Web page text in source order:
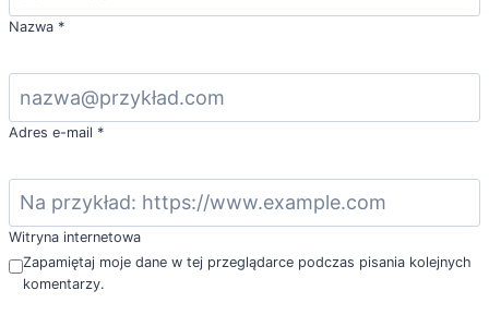
Nazwa *
Adres e-mail *
Witryna internetowa
Zapamiętaj moje dane w tej przeglądarce podczas pisania kolejnych
komentarzy.